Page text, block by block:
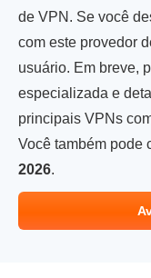
de VPN. Se você
com este provedor
usuário. Em breve,
especializada e
principais VPNs
Você também pode
2026.